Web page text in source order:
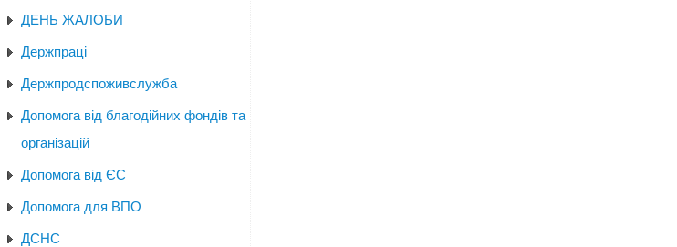
ДЕНЬ ЖАЛОБИ
Держпраці
Держпродспоживслужба
Допомога від благодійних фондів та
організацій
Допомога від ЄС
Допомога для ВПО
ДСНС